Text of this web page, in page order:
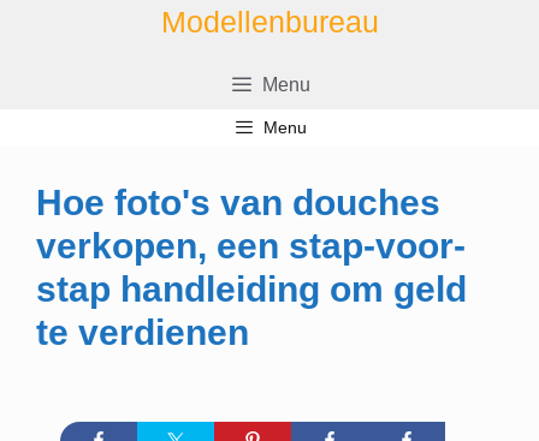
Modellenbureau
Menu
Menu
Hoe foto's van douches
verkopen, een stap-voor-
stap handleiding om geld
te verdienen